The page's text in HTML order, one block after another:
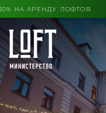
ЛЕТА ВЫГОДА ДО